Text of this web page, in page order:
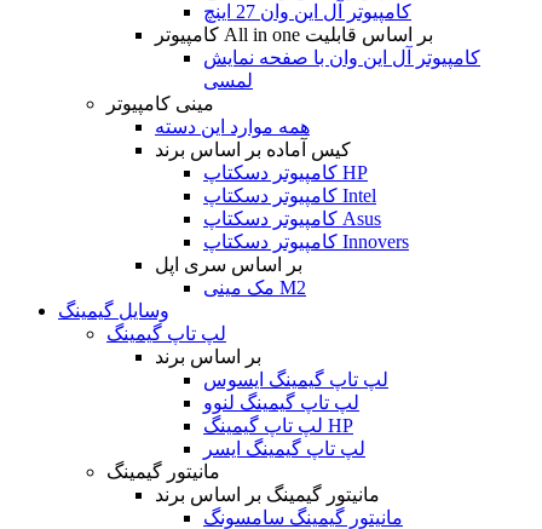
کامپیوتر آل این وان 27 اینچ
کامپیوتر All in one بر اساس قابلیت
کامپیوتر آل این وان با صفحه نمایش
لمسی
مینی کامپیوتر
همه موارد این دسته
کیس آماده بر اساس برند
کامپیوتر دسکتاپ HP
کامپیوتر دسکتاپ Intel
کامپیوتر دسکتاپ Asus
کامپیوتر دسکتاپ Innovers
بر اساس سری اپل
مک مینی M2
وسایل گیمینگ
لپ تاپ گیمینگ
بر اساس برند
لپ تاپ گیمینگ ایسوس
لپ تاپ گیمینگ لنوو
لپ تاپ گیمینگ HP
لپ تاپ گیمینگ ایسر
مانیتور گیمینگ
مانیتور گیمینگ بر اساس برند
مانیتور گیمینگ سامسونگ